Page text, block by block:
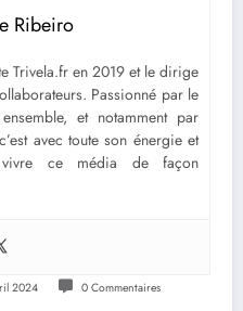
Ribeiro
Trivela.fr en 2019 et le dirige
Passionné par le
et notamment par
avec toute son énergie et
ce média de façon
2024 0 Commentaires